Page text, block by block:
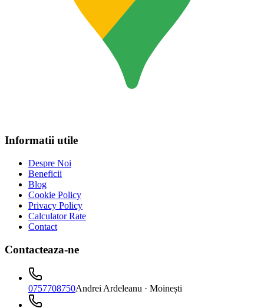
Informatii utile
Despre Noi
Beneficii
Blog
Cookie Policy
Privacy Policy
Calculator Rate
Contact
Contacteaza-ne
0757708750Andrei Ardeleanu · Moinești